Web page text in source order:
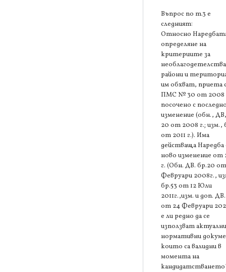
Въпрос по т.3 е
следният:
Относно
определяне на
критериите за
райони и
им обхват, приета
ПМС № 30 от 2008
посочено с
изменение (обн.,
20 от 2008 г.; изм.,
от 2011 г.). Има
действаща Наредба
ново изменение от
г. (Обн. ДВ. бр.20
Февруари 2008г.,
бр.53 от 12 Юли
2011г.,изм. и доп.
от 24 Февруари
е ли редно да се
използват
нормативни
които са валидни в
момента на